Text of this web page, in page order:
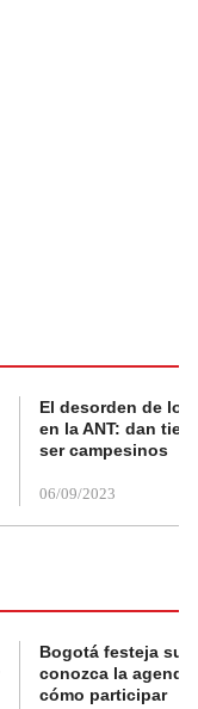
El desorden de
en la ANT: dan
ser campesinos
06/09/2023
Bogotá festeja su
conozca la
cómo participar